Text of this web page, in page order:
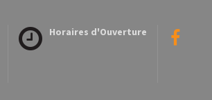
Horaires d'Ouverture